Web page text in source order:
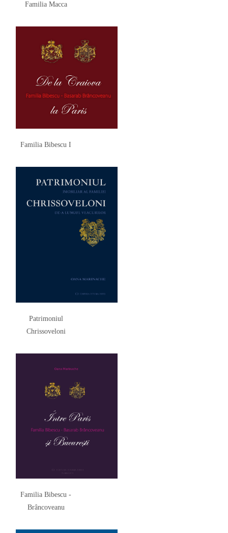
Familia Macca
Familia Bibescu I
Patrimoniul
Chrissoveloni
Familia Bibescu -
Brâncoveanu